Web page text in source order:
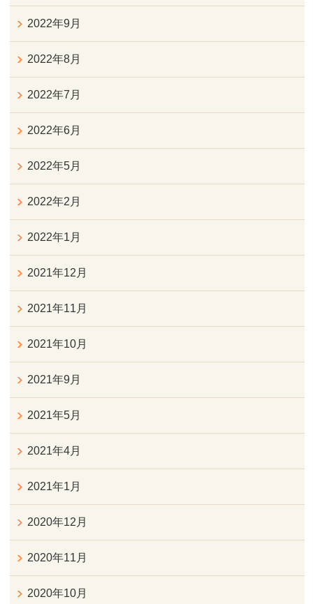
2022年9月
2022年8月
2022年7月
2022年6月
2022年5月
2022年2月
2022年1月
2021年12月
2021年11月
2021年10月
2021年9月
2021年5月
2021年4月
2021年1月
2020年12月
2020年11月
2020年10月